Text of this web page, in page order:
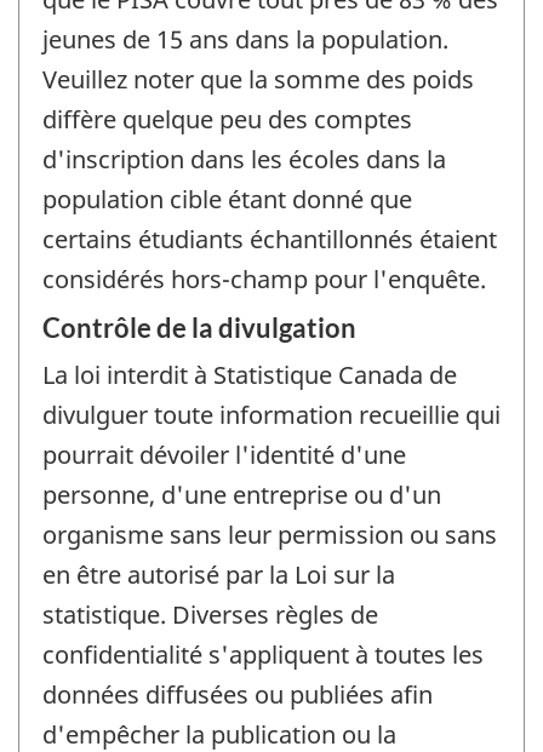
jeunes de 15 ans dans la population.
Veuillez noter que la somme des poids
diffère quelque peu des comptes
d'inscription dans les écoles dans la
population cible étant donné que
certains étudiants échantillonnés étaient
considérés hors-champ pour l'enquête.
Contrôle de la divulgation
La loi interdit à Statistique Canada de
divulguer toute information recueillie qui
pourrait dévoiler l'identité d'une
personne, d'une entreprise ou d'un
organisme sans leur permission ou sans
en être autorisé par la Loi sur la
statistique. Diverses règles de
confidentialité s'appliquent à toutes les
données diffusées ou publiées afin
d'empêcher la publication ou la